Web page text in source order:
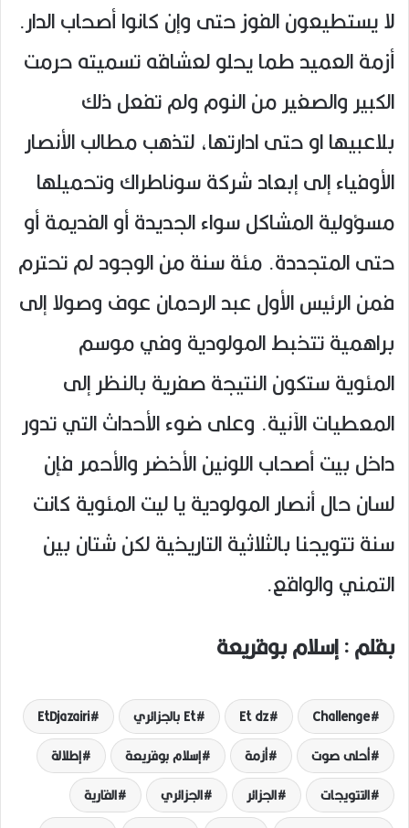
لا يستطيعون الفوز حتى وإن كانوا أصحاب الدار.
أزمة العميد طما يحلو لعشاقه تسميته حرمت
الكبير والصغير من النوم ولم تفعل ذلك
بلاعبيها او حتى ادارتها، لتذهب مطالب الأنصار
الأوفياء إلى إبعاد شركة سوناطراك وتحميلها
مسؤولية المشاكل سواء الجديدة أو الفديمة أو
حتى المتجددة. مئة سنة من الوجود لم تحترم
فمن الرئيس الأول عبد الرحمان عوف وصولا إلى
براهمية تتخبط المولودية وفي موسم
المئوية ستكون النتيجة صفرية بالنظر إلى
المعطيات الآنية. وعلى ضوء الأحداث التي تدور
داخل بيت أصحاب اللونين الأخضر والأحمر فإن
لسان حال أنصار المولودية يا ليت المئوية كانت
سنة تتويجنا بالثلاثية التاريخية لكن شتان بين
التمني والواقع.
بقلم : إسلام بوقريعة
Challenge
Et dz Et بالجزائري
EtDjazairi
أحلى صوت
أزمة إسلام بوقريعة
إطلالة
التتويجات
الجزائر الجزائري
القارية